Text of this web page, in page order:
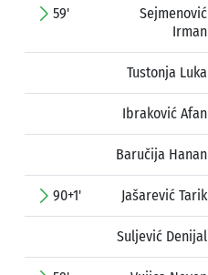
59'
Sejmenović
Irman
Tustonja Luka
Ibraković Afan
Baručija Hanan
90+1' Jašarević Tarik
Suljević Denijal